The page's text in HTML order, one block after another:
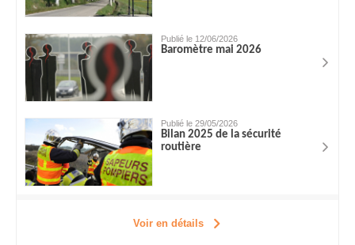
Publié le 12/06/2026
Baromètre mai 2026
Publié le 29/05/2026
Bilan 2025 de la sécurité
routière
Voir en détails